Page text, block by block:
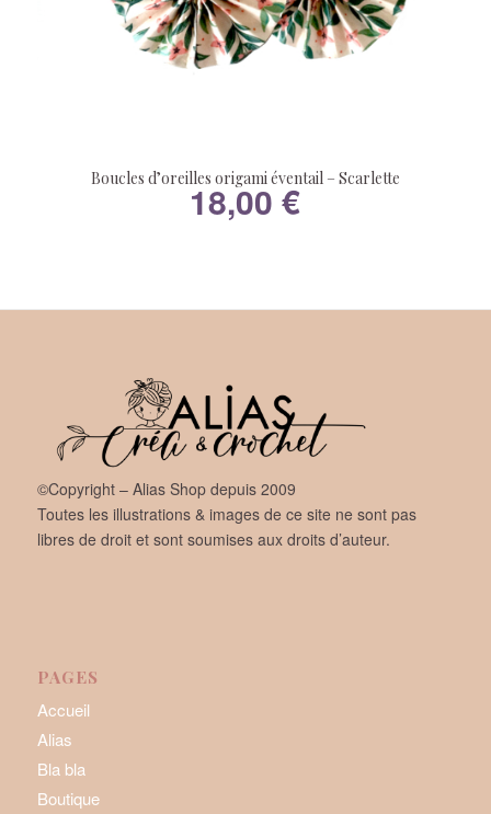
Boucles d’oreilles origami éventail – Scarlette
18,00€
©Copyright – Alias Shop depuis 2009
Toutes les illustrations & images de ce site ne sont pas
libres de droit et sont soumises aux droits d’auteur.
PAGES
Accueil
Alias
Bla bla
Boutique